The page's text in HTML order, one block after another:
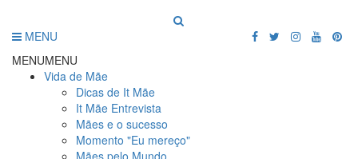
MENU
MENUMENU
Vida de Mãe
Dicas de It Mãe
It Mãe Entrevista
Mães e o sucesso
Momento "Eu mereço"
Mães pelo Mundo